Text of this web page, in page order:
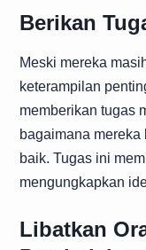
Berikan
Meski mereka
keterampilan
memberikan tugas
bagaimana
baik. Tugas ini
mengungkapkan
Libatkan